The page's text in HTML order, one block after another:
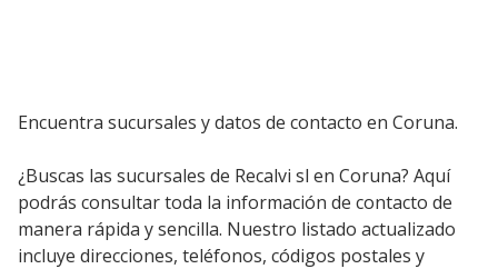
Encuentra sucursales y datos de contacto en Coruna.
¿Buscas las sucursales de Recalvi sl en Coruna? Aquí
podrás consultar toda la información de contacto de
manera rápida y sencilla. Nuestro listado actualizado
incluye direcciones, teléfonos, códigos postales y